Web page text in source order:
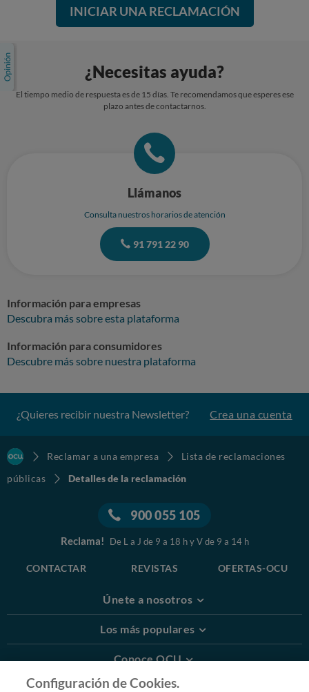
INICIAR UNA RECLAMACIÓN
¿Necesitas ayuda?
El tiempo medio de respuesta es de 15 días. Te recomendamos que esperes ese
plazo antes de contactarnos.
Llámanos
Consulta nuestros horarios de atención
91 791 22 90
Información para empresas
Descubra más sobre esta plataforma
Información para consumidores
Descubre más sobre nuestra plataforma
¿Quieres recibir nuestra Newsletter? Crea una cuenta
Reclamar a una empresa
Lista de reclamaciones
públicas
Detalles de la reclamación
900 055 105
Reclama! De L a J de 9 a 18 h y V de 9 a 14 h
CONTACTAR REVISTAS OFERTAS-OCU
Únete a nosotros
Los más populares
Conoce OCU
Más Información
Configuración de Cookies.